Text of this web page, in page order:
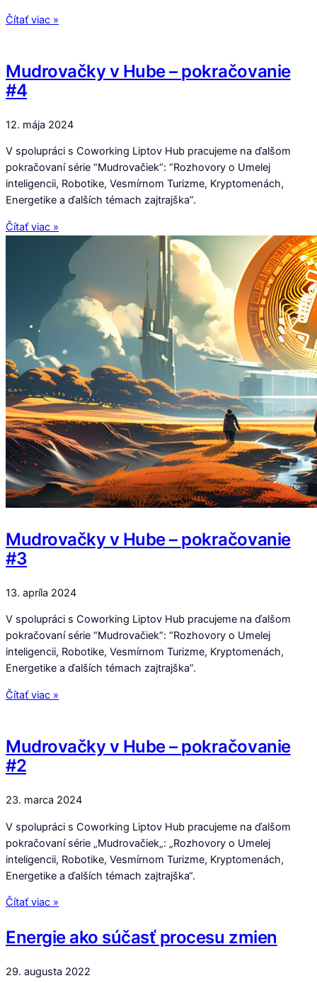
Čítať viac »
Mudrovačky v Hube – pokračovanie
#4
12. mája 2024
V spolupráci s Coworking Liptov Hub pracujeme na ďalšom
pokračovaní série “Mudrovačiek“: “Rozhovory o Umelej
inteligencii, Robotike, Vesmírnom Turizme, Kryptomenách,
Energetike a ďalších témach zajtrajška”.
Čítať viac »
Mudrovačky v Hube – pokračovanie
#3
13. apríla 2024
V spolupráci s Coworking Liptov Hub pracujeme na ďalšom
pokračovaní série “Mudrovačiek“: “Rozhovory o Umelej
inteligencii, Robotike, Vesmírnom Turizme, Kryptomenách,
Energetike a ďalších témach zajtrajška”.
Čítať viac »
Mudrovačky v Hube – pokračovanie
#2
23. marca 2024
V spolupráci s Coworking Liptov Hub pracujeme na ďalšom
pokračovaní série „Mudrovačiek„: „Rozhovory o Umelej
inteligencii, Robotike, Vesmírnom Turizme, Kryptomenách,
Energetike a ďalších témach zajtrajška“.
Čítať viac »
Energie ako súčasť procesu zmien
29. augusta 2022